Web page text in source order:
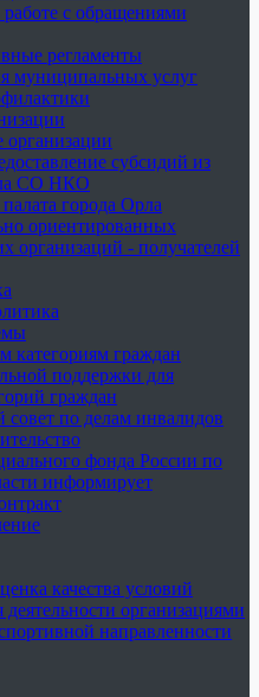
с обращениями
регламенты
муниципальных услуг
субсидий из
СО НКО
города Орла
ориентированных
организаций - получателей
категориям граждан
поддержки для
граждан
по делам инвалидов
фонда России по
информирует
качества условий
деятельности организациями
направленности